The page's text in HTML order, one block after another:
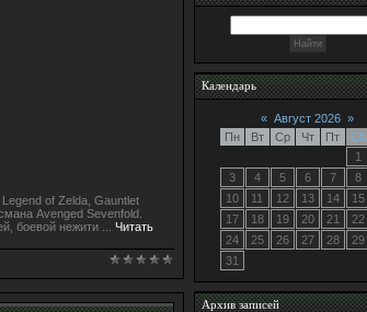
of Zelda, Gauntlet
Avenged Sevenfold.
боевой нежити
Читать
Календарь
« Август 2026 »
Пн
Вт Ср Чт Пт Сб
1
3
4 5 6 7 8
10
11 12 13 14 15
17
18 19 20 21 22
24
25 26 27 28 29
31
Архив записей